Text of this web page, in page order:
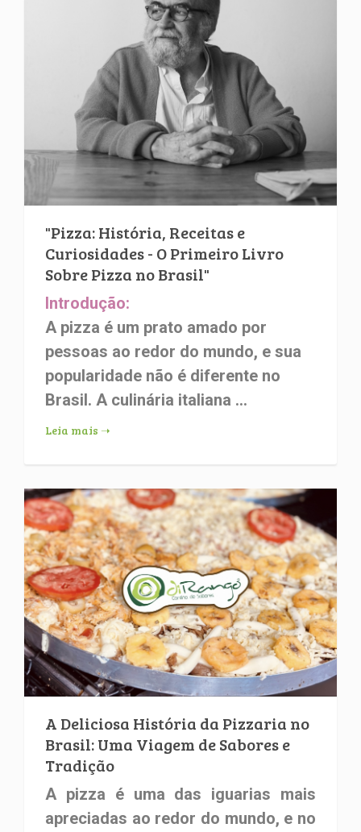
"Pizza: História, Receitas e
Curiosidades - O Primeiro Livro
Sobre Pizza no Brasil"
Introdução:
A pizza é um prato amado por
pessoas ao redor do mundo, e sua
popularidade não é diferente no
Brasil. A culinária italiana ...
Leia mais ➝
A Deliciosa História da Pizzaria no
Brasil: Uma Viagem de Sabores e
Tradição
A pizza é uma das iguarias mais
apreciadas ao redor do mundo, e no